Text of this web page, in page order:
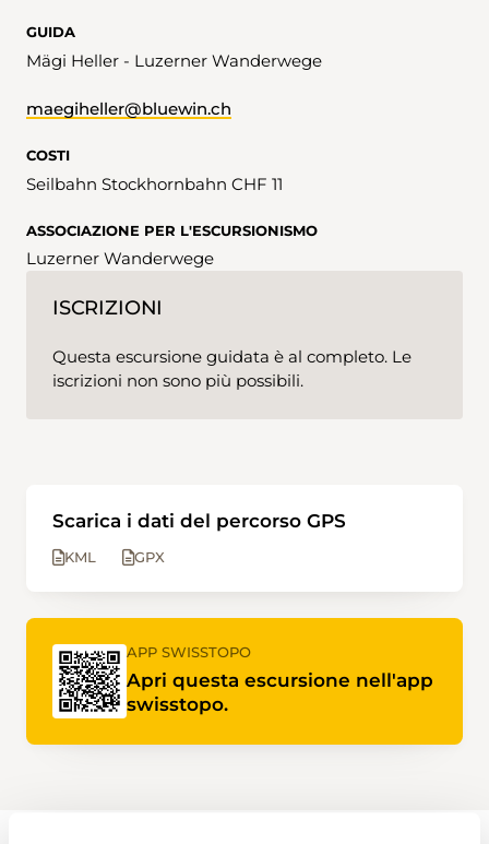
GUIDA
Mägi Heller - Luzerner Wanderwege
maegiheller@bluewin.ch
COSTI
Seilbahn Stockhornbahn CHF 11
ASSOCIAZIONE PER L'ESCURSIONISMO
Luzerner Wanderwege
ISCRIZIONI
Questa escursione guidata è al completo. Le
iscrizioni non sono più possibili.
Scarica i dati del percorso GPS
KML GPX
APP SWISSTOPO
Apri questa escursione nell'app
swisstopo.